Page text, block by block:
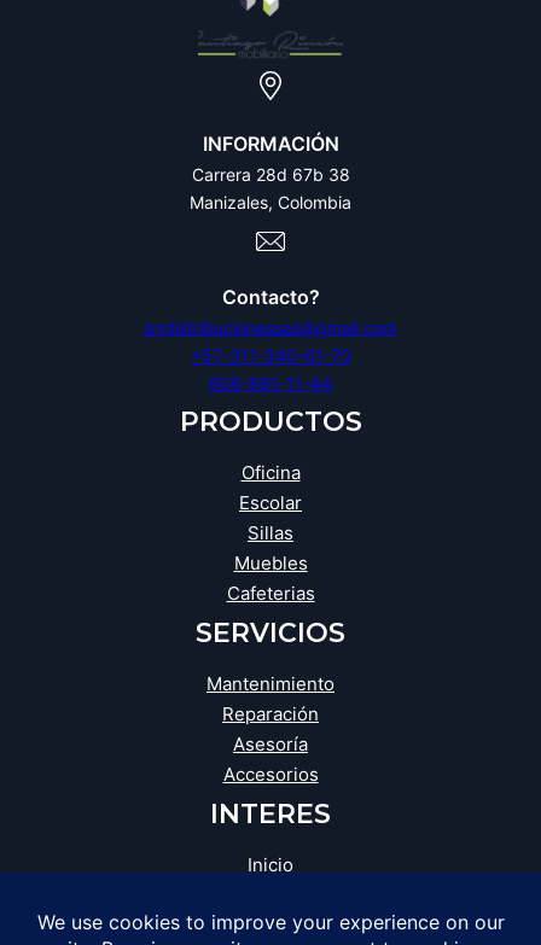
INFORMACIÓN
Carrera 28d 67b 38
Manizales, Colombia
Contacto?
srrdistribucionessas@gmail.com
+57-311-340-61-70
606-891-11-44
PRODUCTOS
Oficina
Escolar
Sillas
Muebles
Cafeterias
SERVICIOS
Mantenimiento
Reparación
Asesoría
Accesorios
INTERES
Inicio
Tienda